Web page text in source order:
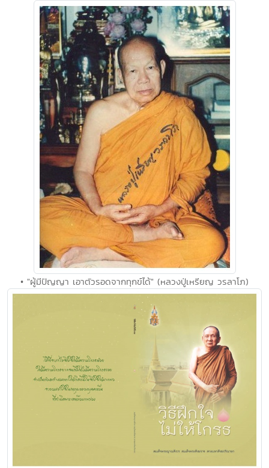
• "ผู้มีปัญญา เอาตัวรอดจากทุกข์ได้" (หลวงปู่เหรียญ วรลาโภ)